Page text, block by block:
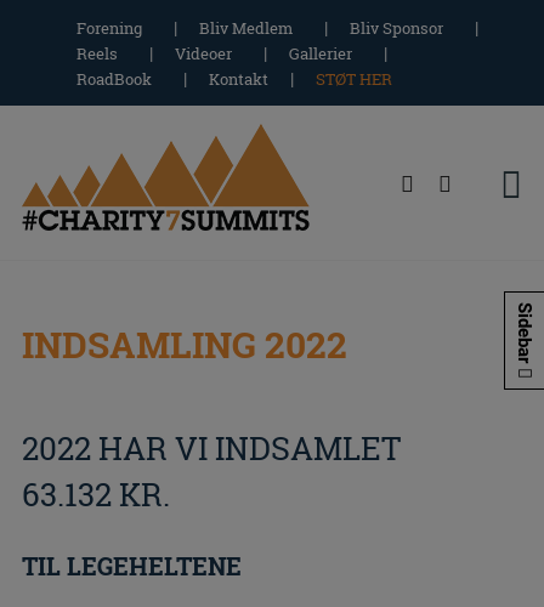
Forening Bliv Medlem
Bliv Sponsor
Reels
Videoer
Gallerier
RoadBook
Kontakt STØT HER
INDSAMLING 2022
2022 HAR VI INDSAMLET
63.132 KR.
TIL LEGEHELTENE
Sidebar